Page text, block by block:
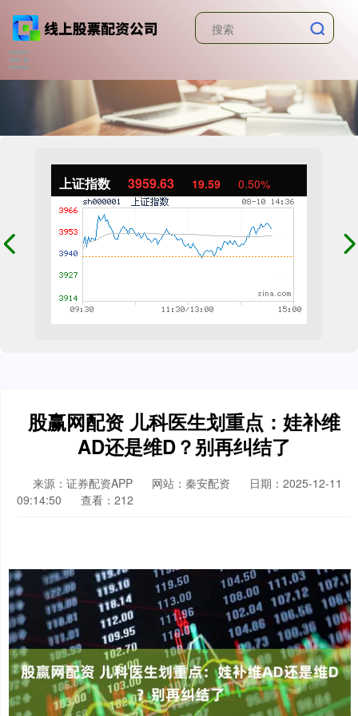
上证指数 3959.63 19.59 0.50%
股赢网配资 儿科医生划重点：娃补维
AD还是维D？别再纠结了
来源：证券配资APP 网站：秦安配资
日期：2025-12-11
09:14:50
查看：212